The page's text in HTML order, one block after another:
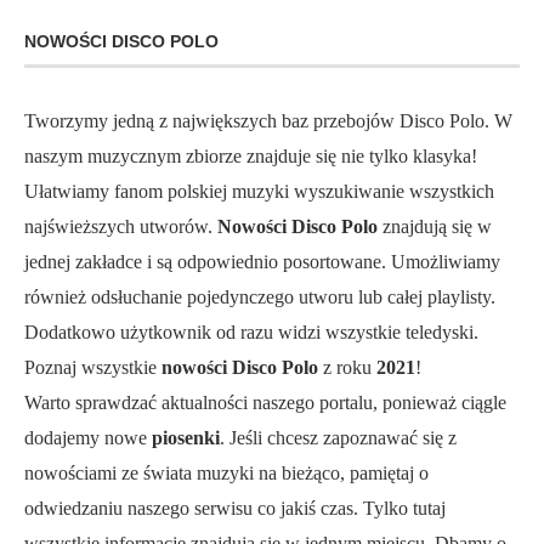
NOWOŚCI DISCO POLO
Tworzymy jedną z największych baz przebojów Disco Polo. W
naszym muzycznym zbiorze znajduje się nie tylko klasyka!
Ułatwiamy fanom polskiej muzyki wyszukiwanie wszystkich
najświeższych utworów. Nowości Disco Polo znajdują się w
jednej zakładce i są odpowiednio posortowane. Umożliwiamy
również odsłuchanie pojedynczego utworu lub całej playlisty.
Dodatkowo użytkownik od razu widzi wszystkie teledyski.
Poznaj wszystkie nowości Disco Polo z roku 2021!
Warto sprawdzać aktualności naszego portalu, ponieważ ciągle
dodajemy nowe piosenki. Jeśli chcesz zapoznawać się z
nowościami ze świata muzyki na bieżąco, pamiętaj o
odwiedzaniu naszego serwisu co jakiś czas. Tylko tutaj